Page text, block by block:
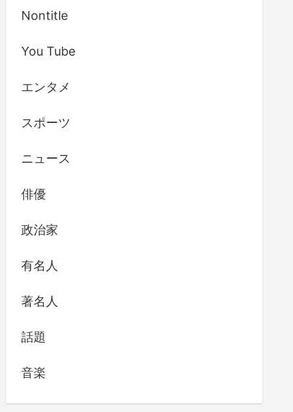
Nontitle
You Tube
エンタメ
スポーツ
ニュース
俳優
政治家
有名人
著名人
話題
音楽